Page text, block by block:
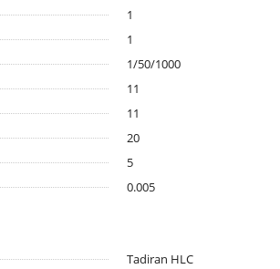
1
1
1/50/1000
11
11
20
5
0.005
Tadiran HLC